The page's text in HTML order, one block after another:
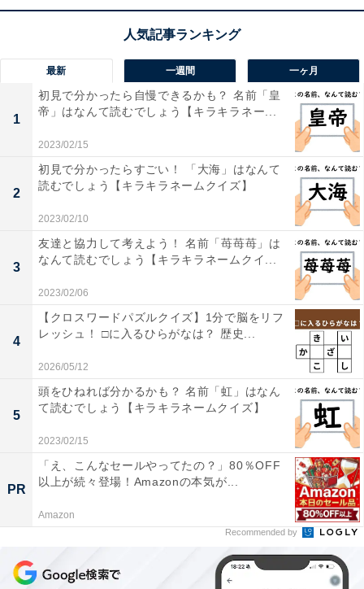
【ひらがなクイズ】空欄に共通して入るひらが
なは？ 大人も楽しい直感クイズ！
最新 一週間 一ヶ月
1
初見で分かったら自慢できるかも？ 名前「皇
帝」はなんて読むでしょう【キラキラネー...
2023/02/15
2
初見で分かったらすごい！ 「大海」はなんて
読むでしょう【キラキラネームクイズ】
2023/02/10
3
友達と協力して考えよう！ 名前「苺苺苺」は
なんて読むでしょう【キラキラネームクイ...
2023/02/06
4
【クロスワードパズルクイズ】1分で脳をリフ
レッシュ！ □に入るひらがなは？ 歴史...
2026/05/12
5
頭をひねれば分かるかも？ 名前「虹」はなん
て読むでしょう【キラキラネームクイズ】
2023/02/15
PR
「え、こんなセールやってたの？」80％OFF
以上が続々登場！Amazonの本気が...
Amazon
Recommended by